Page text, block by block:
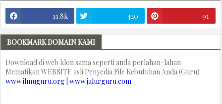
11.8k 420 91
BOOKMARK DOMAIN KAMI
Download di web klon sama seperti anda perlahan-lahan
Mematikan WEBSITE asli Penyedia File Kebutuhan Anda (Guru)
www.ilmuguru.org | www.jalurguru.com